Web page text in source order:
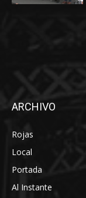
ARCHIVO
Rojas
Local
Portada
Al Instante